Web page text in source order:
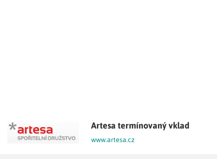
Artesa termínovaný vklad
www.artesa.cz